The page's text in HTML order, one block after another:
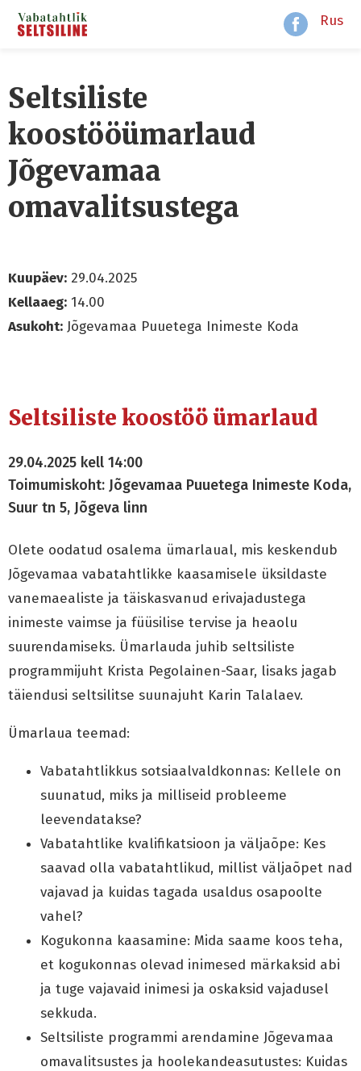
Rus
Seltsiliste
koostööümarlaud
Jõgevamaa
omavalitsustega
Kuupäev: 29.04.2025
Kellaaeg: 14.00
Asukoht: Jõgevamaa Puuetega Inimeste Koda
Seltsiliste koostöö ümarlaud
29.04.2025 kell 14:00
Toimumiskoht: Jõgevamaa Puuetega Inimeste Koda,
Suur tn 5, Jõgeva linn
Olete oodatud osalema ümarlaual, mis keskendub
Jõgevamaa vabatahtlikke kaasamisele üksildaste
vanemaealiste ja täiskasvanud erivajadustega
inimeste vaimse ja füüsilise tervise ja heaolu
suurendamiseks. Ümarlauda juhib seltsiliste
programmijuht Krista Pegolainen-Saar, lisaks jagab
täiendusi seltsilitse suunajuht Karin Talalaev.
Ümarlaua teemad:
Vabatahtlikkus sotsiaalvaldkonnas: Kellele on
suunatud, miks ja milliseid probleeme
leevendatakse?
Vabatahtlike kvalifikatsioon ja väljaõpe: Kes
saavad olla vabatahtlikud, millist väljaõpet nad
vajavad ja kuidas tagada usaldus osapoolte
vahel?
Kogukonna kaasamine: Mida saame koos teha,
et kogukonnas olevad inimesed märkaksid abi
ja tuge vajavaid inimesi ja oskaksid vajadusel
sekkuda.
Seltsiliste programmi arendamine Jõgevamaa
omavalitsustes ja hoolekandeasutustes: Kuidas